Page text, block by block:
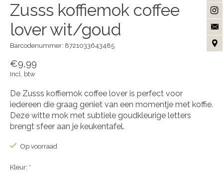
Zusss koffiemok coffee
lover wit/goud
Barcodenummer: 8721033643485
€9,99
Incl. btw
De Zusss koffiemok coffee lover is perfect voor
iedereen die graag geniet van een momentje met koffie.
Deze witte mok met subtiele goudkleurige letters
brengt sfeer aan je keukentafel.
Op voorraad
Kleur: *